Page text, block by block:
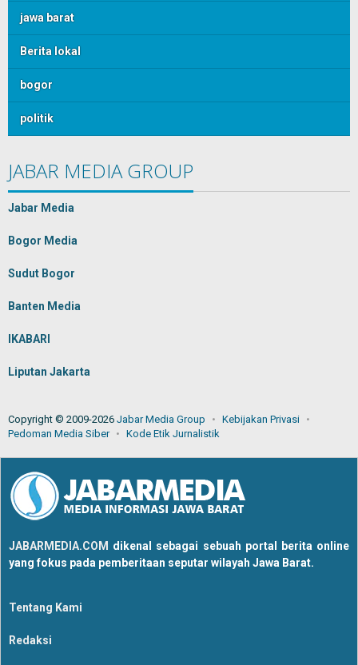
jawa barat
Berita lokal
bogor
politik
JABAR MEDIA GROUP
Jabar Media
Bogor Media
Sudut Bogor
Banten Media
IKABARI
Liputan Jakarta
Copyright © 2009-2026 Jabar Media Group
Kebijakan Privasi
Pedoman Media Siber
Kode Etik Jurnalistik
JABARMEDIA.COM dikenal sebagai sebuah portal berita online
yang fokus pada pemberitaan seputar wilayah Jawa Barat.
Tentang Kami
Redaksi